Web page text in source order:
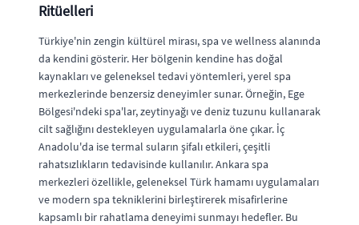
Ritüelleri
Türkiye'nin zengin kültürel mirası, spa ve wellness alanında
da kendini gösterir. Her bölgenin kendine has doğal
kaynakları ve geleneksel tedavi yöntemleri, yerel spa
merkezlerinde benzersiz deneyimler sunar. Örneğin, Ege
Bölgesi'ndeki spa'lar, zeytinyağı ve deniz tuzunu kullanarak
cilt sağlığını destekleyen uygulamalarla öne çıkar. İç
Anadolu'da ise termal suların şifalı etkileri, çeşitli
rahatsızlıkların tedavisinde kullanılır. Ankara spa
merkezleri özellikle, geleneksel Türk hamamı uygulamaları
ve modern spa tekniklerini birleştirerek misafirlerine
kapsamlı bir rahatlama deneyimi sunmayı hedefler. Bu